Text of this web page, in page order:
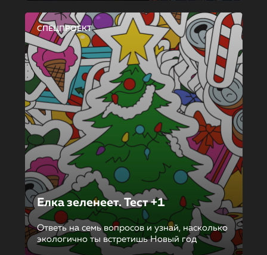
СПЕЦПРОЕКТ
Елка зеленеет. Тест +1
Ответь на семь вопросов и узнай, насколько
экологично ты встретишь Новый год